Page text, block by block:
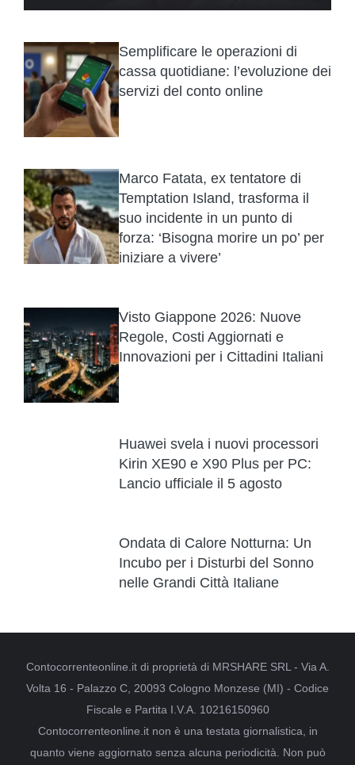
Semplificare le operazioni di
cassa quotidiane: l’evoluzione dei
servizi del conto online
Marco Fatata, ex tentatore di
Temptation Island, trasforma il
suo incidente in un punto di
forza: ‘Bisogna morire un po’ per
iniziare a vivere’
Visto Giappone 2026: Nuove
Regole, Costi Aggiornati e
Innovazioni per i Cittadini Italiani
Huawei svela i nuovi processori
Kirin XE90 e X90 Plus per PC:
Lancio ufficiale il 5 agosto
Ondata di Calore Notturna: Un
Incubo per i Disturbi del Sonno
nelle Grandi Città Italiane
Contocorrenteonline.it di proprietà di MRSHARE SRL - Via A.
Volta 16 - Palazzo C, 20093 Cologno Monzese (MI) - Codice
Fiscale e Partita I.V.A. 10216150960
Contocorrenteonline.it non è una testata giornalistica, in
quanto viene aggiornato senza alcuna periodicità. Non può